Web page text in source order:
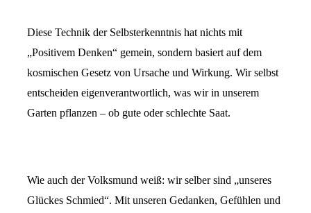
Diese Technik der Selbsterkenntnis hat nichts mit
„Positivem Denken“ gemein, sondern basiert auf dem
kosmischen Gesetz von Ursache und Wirkung. Wir selbst
entscheiden eigenverantwortlich, was wir in unserem
Garten pflanzen – ob gute oder schlechte Saat.
Wie auch der Volksmund weiß: wir selber sind „unseres
Glückes Schmied“. Mit unseren Gedanken, Gefühlen und